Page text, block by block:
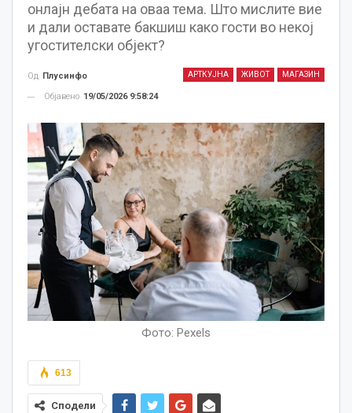
онлајн дебата на оваа тема. Што мислите вие
и дали оставате бакшиш како гости во некој
угостителски објект?
АРТКУЈНА ЖИВОТ МАГАЗИН
Од Плусинфо
Објавено 19/05/2026 9:58:24
Фото: Pexels
613
Сподели